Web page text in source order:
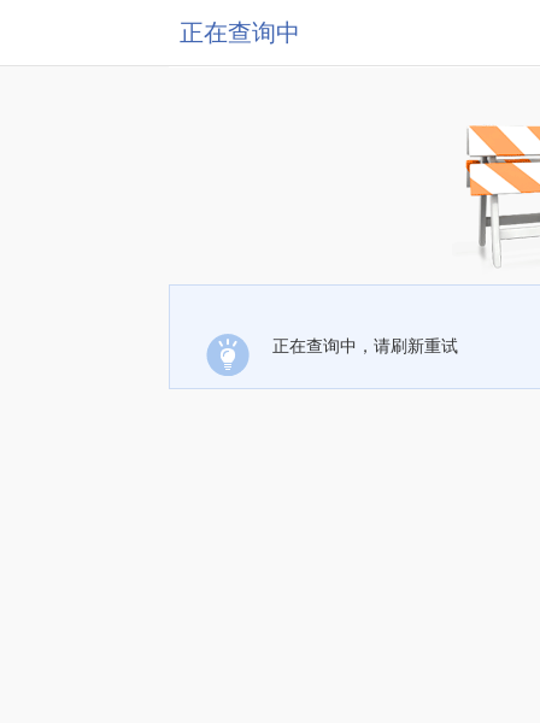
正在查询中
正在查询中，请刷新重试